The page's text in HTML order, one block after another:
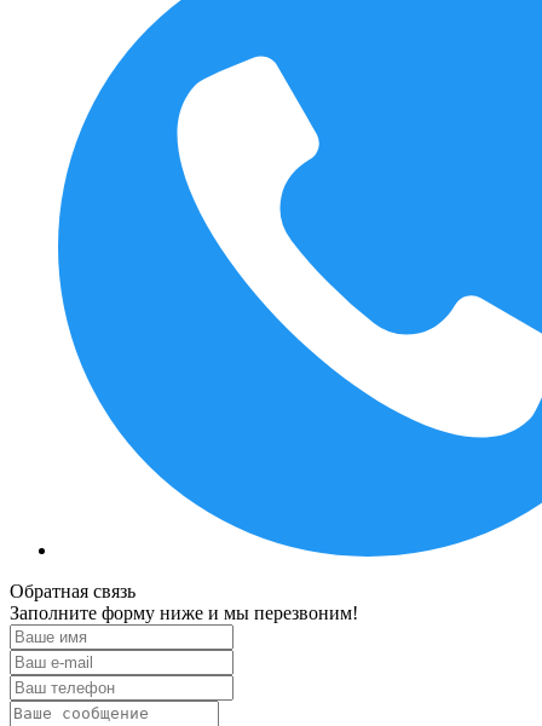
Обратная связь
Заполните форму ниже и мы перезвоним!